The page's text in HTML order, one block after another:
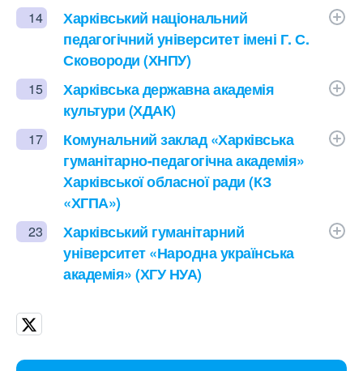
14
Харківський національний
педагогічний університет імені Г. С.
Сковороди (ХНПУ)
15
Харківська державна академія
культури (ХДАК)
17
Комунальний заклад «Харківська
гуманітарно-педагогічна академія»
Харківської обласної ради (КЗ
«ХГПА»)
23
Харківський гуманітарний
університет «Народна українська
академія» (ХГУ НУА)